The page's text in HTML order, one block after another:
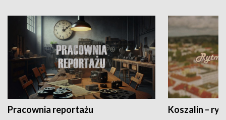
Pracownia reportażu Koszalin –